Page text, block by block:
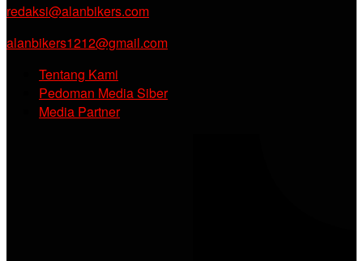
redaksi@alanbikers.com
alanbikers1212@gmail.com
Tentang Kami
Pedoman Media Siber
Media Partner